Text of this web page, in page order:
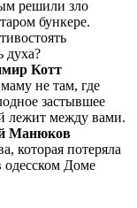
решили зло
бункере.
духа?
Котт
не там, где
застывшее
лежит между вами.
Манюков
которая потеряла
одесском Доме